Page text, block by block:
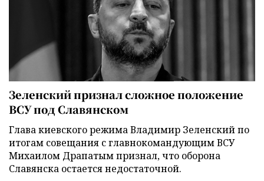
Зеленский признал сложное положение
ВСУ под Славянском
Глава киевского режима Владимир Зеленский по
итогам совещания с главнокомандующим ВСУ
Михаилом Драпатым признал, что оборона
Славянска остается недостаточной.